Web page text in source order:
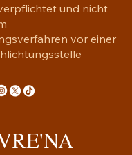
und nicht
vor einer